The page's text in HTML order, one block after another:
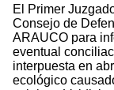
El Primer
Consejo de
ARAUCO para
eventual
interpuesta en
ecológico